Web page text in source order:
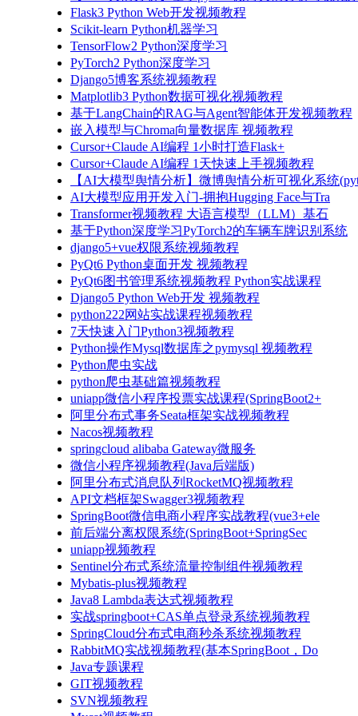
Flask3 Python Web开发视频教程
Scikit-learn Python机器学习
TensorFlow2 Python深度学习
PyTorch2 Python深度学习
Django5博客系统视频教程
Matplotlib3 Python数据可视化视频教程
基于LangChain的RAG与Agent智能体开发视频教程
嵌入模型与Chroma向量数据库 视频教程
Cursor+Claude AI编程 1小时打造Flask+
Cursor+Claude AI编程 1天快速上手视频教程
【AI大模型舆情分析】微博舆情分析可视化系统
AI大模型应用开发入门-拥抱Hugging Face与Tra
Transformer视频教程 大语言模型（LLM）基石
基于Python深度学习PyTorch2的车辆车牌识别系统
django5+vue权限系统视频教程
PyQt6 Python桌面开发 视频教程
PyQt6图书管理系统视频教程 Python实战课程
Django5 Python Web开发 视频教程
python222网站实战课程视频教程
7天快速入门Python3视频教程
Python操作Mysql数据库之pymysql 视频教程
Python爬虫实战
python爬虫基础篇视频教程
uniapp微信小程序投票实战课程(SpringBoot2+
阿里分布式事务Seata框架实战视频教程
Nacos视频教程
springcloud alibaba Gateway微服务
微信小程序视频教程(Java后端版)
阿里分布式消息队列RocketMQ视频教程
API文档框架Swagger3视频教程
SpringBoot微信电商小程序实战教程(vue3+ele
前后端分离权限系统(SpringBoot+SpringSec
uniapp视频教程
Sentinel分布式系统流量控制组件视频教程
Mybatis-plus视频教程
Java8 Lambda表达式视频教程
实战springboot+CAS单点登录系统视频教程
SpringCloud分布式电商秒杀系统视频教程
RabbitMQ实战视频教程(基本SpringBoot，Do
Java专题课程
GIT视频教程
SVN视频教程